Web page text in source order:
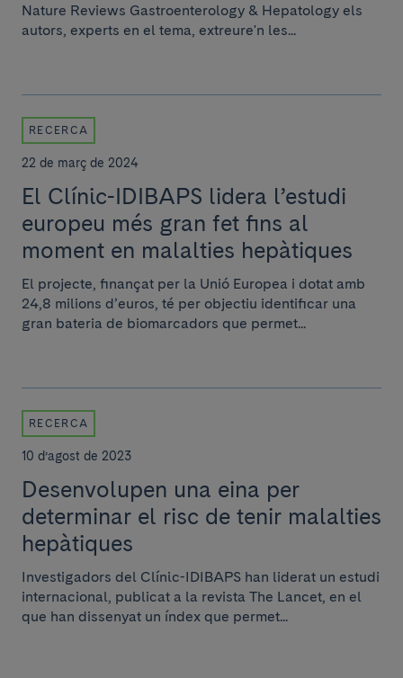
Nature Reviews Gastroenterology & Hepatology els
autors, experts en el tema, extreure'n les...
RECERCA
22 de març de 2024
El Clínic-IDIBAPS lidera l’estudi
europeu més gran fet fins al
moment en malalties hepàtiques
El projecte, finançat per la Unió Europea i dotat amb
24,8 milions d’euros, té per objectiu identificar una
gran bateria de biomarcadors que permet...
RECERCA
10 d’agost de 2023
Desenvolupen una eina per
determinar el risc de tenir malalties
hepàtiques
Investigadors del Clínic-IDIBAPS han liderat un estudi
internacional, publicat a la revista The Lancet, en el
que han dissenyat un índex que permet...